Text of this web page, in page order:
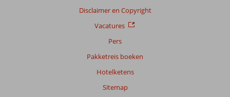
Disclaimer en Copyright
Vacatures
Pers
Pakketreis boeken
Hotelketens
Sitemap